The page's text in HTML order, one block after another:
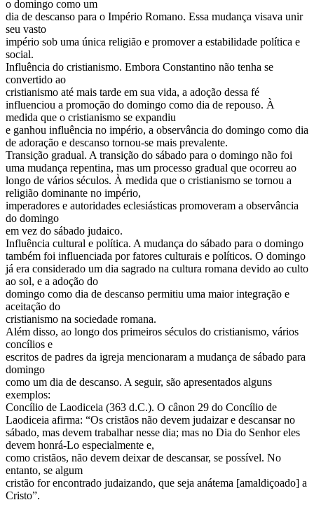
o domingo como um
dia de descanso para o Império Romano. Essa mudança visava unir
seu vasto
império sob uma única religião e promover a estabilidade política e
social.
Influência do cristianismo. Embora Constantino não tenha se
convertido ao
cristianismo até mais tarde em sua vida, a adoção dessa fé
influenciou a promoção do domingo como dia de repouso. À
medida que o cristianismo se expandiu
e ganhou influência no império, a observância do domingo como dia
de adoração e descanso tornou-se mais prevalente.
Transição gradual. A transição do sábado para o domingo não foi
uma mudança repentina, mas um processo gradual que ocorreu ao
longo de vários séculos. À medida que o cristianismo se tornou a
religião dominante no império,
imperadores e autoridades eclesiásticas promoveram a observância
do domingo
em vez do sábado judaico.
Influência cultural e política. A mudança do sábado para o domingo
também foi influenciada por fatores culturais e políticos. O domingo
já era considerado um dia sagrado na cultura romana devido ao culto
ao sol, e a adoção do
domingo como dia de descanso permitiu uma maior integração e
aceitação do
cristianismo na sociedade romana.
Além disso, ao longo dos primeiros séculos do cristianismo, vários
concílios e
escritos de padres da igreja mencionaram a mudança de sábado para
domingo
como um dia de descanso. A seguir, são apresentados alguns
exemplos:
Concílio de Laodiceia (363 d.C.). O cânon 29 do Concílio de
Laodiceia afirma: “Os cristãos não devem judaizar e descansar no
sábado, mas devem trabalhar nesse dia; mas no Dia do Senhor eles
devem honrá-Lo especialmente e,
como cristãos, não devem deixar de descansar, se possível. No
entanto, se algum
cristão for encontrado judaizando, que seja anátema [amaldiçoado] a
Cristo”.